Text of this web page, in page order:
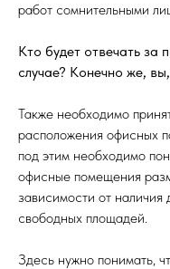
работ сомнительными
Кто будет отвечать за
случае? Конечно же,
Также необходимо
расположения офисных
под этим необходимо
офисные помещения
зависимости от
свободных площадей.
Здесь нужно понимать,